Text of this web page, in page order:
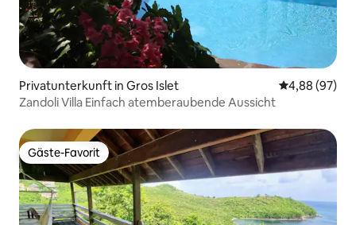
Privatunterkunft in Gros Islet
4,88 (97)
Zandoli Villa Einfach atemberaubende Aussicht
Gäste-Favorit
Gäste-Favorit